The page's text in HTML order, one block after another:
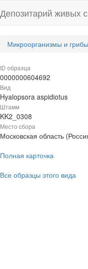
Депозитарий живых
Микроорганизмы и грибы
ID образца
0000000604692
Вид
Hyalopsora aspidiotus
Штамм
KK2_0308
Место сбора
Московская область
Полная карточка
Все образцы этого вида